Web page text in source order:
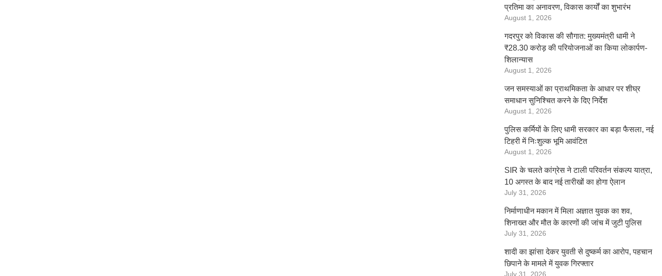
प्रतिमा का अनावरण, विकास कार्यों का शुभारंभ
August 1, 2026
गदरपुर को विकास की सौगात: मुख्यमंत्री धामी ने
₹28.30 करोड़ की परियोजनाओं का किया लोकार्पण-
शिलान्यास
August 1, 2026
जन समस्याओं का प्राथमिकता के आधार पर शीघ्र
समाधान सुनिश्चित करने के दिए निर्देश
August 1, 2026
पुलिस कर्मियों के लिए धामी सरकार का बड़ा फैसला, नई
टिहरी में निःशुल्क भूमि आवंटित
August 1, 2026
SIR के चलते कांग्रेस ने टाली परिवर्तन संकल्प यात्रा,
10 अगस्त के बाद नई तारीखों का होगा ऐलान
July 31, 2026
निर्माणाधीन मकान में मिला अज्ञात युवक का शव,
शिनाख्त और मौत के कारणों की जांच में जुटी पुलिस
July 31, 2026
शादी का झांसा देकर युवती से दुष्कर्म का आरोप, पहचान
छिपाने के मामले में युवक गिरफ्तार
July 31, 2026